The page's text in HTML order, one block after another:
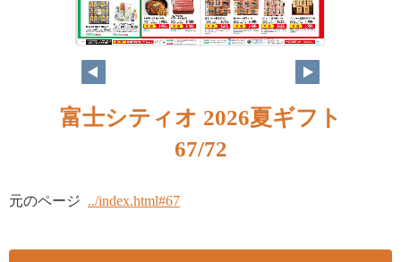
富士シティオ 2026夏ギフト
67/72
元のページ ../index.html#67